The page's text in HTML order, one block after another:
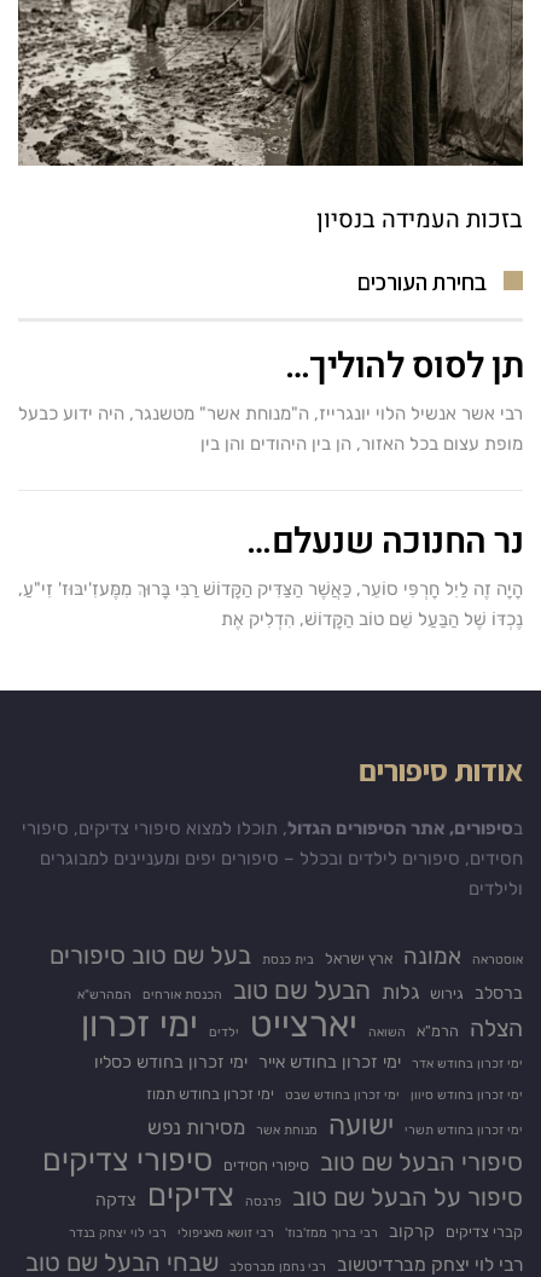
בזכות העמידה בנסיון
בחירת העורכים
תן לסוס להוליך…
רבי אשר אנשיל הלוי יונגרייז, ה"מנוחת אשר" מטשנגר, היה ידוע כבעל
מופת עצום בכל האזור, הן בין היהודים והן בין
נר החנוכה שנעלם…
הָיָה זֶה לַיִל חָרְפִּי סוֹעֵר, כַּאֲשֶׁר הַצַּדִּיק הַקָּדוֹשׁ רַבִּי בָּרוּךְ מִמֶּעזִ'יבּוּז' זִי"עַ,
נֶכְדּוֹ שֶׁל הַבַּעַל שֵׁם טוֹב הַקָּדוֹשׁ, הִדְלִיק אֶת
אודות סיפורים
בסיפורים, אתר הסיפורים הגדול, תוכלו למצוא סיפורי צדיקים, סיפורי
חסידים, סיפורים לילדים ובכלל – סיפורים יפים ומעניינים למבוגרים
ולילדים
אוסטראה אמונה ארץ ישראל בית כנסת בעל שם טוב סיפורים
ברסלב גירוש גלות הבעל שם טוב הכנסת אורחים המהרש"א
הצלה הרמ"א השואה יארצייט ילדים ימי זכרון
ימי זכרון בחודש אדר ימי זכרון בחודש אייר ימי זכרון בחודש כסליו
ימי זכרון בחודש סיוון ימי זכרון בחודש שבט ימי זכרון בחודש תמוז
ימי זכרון בחודש תשרי ישועה מנוחת אשר מסירות נפש
סיפורי הבעל שם טוב סיפורי חסידים סיפורי צדיקים
סיפור על הבעל שם טוב פרנסה צדיקים צדקה
קברי צדיקים קרקוב רבי ברוך ממז'בוז' רבי זושא מאניפולי רבי לוי יצחק בנדר
רבי לוי יצחק מברדיטשוב רבי נחמן מברסלב שבחי הבעל שם טוב